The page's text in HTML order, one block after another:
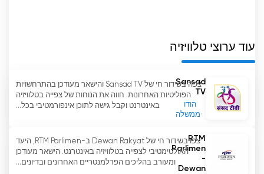
עוד ערוצי טלוויזיה
Sansad
TV
הודו
ממשלה
צפה בשידור חי של Sansad TV והישאר מעודכן בהתרחשויות
הפוליטיות האחרונות. חווה את הנוחות של צפייה בטלוויזיה
באינטרנט וקבל גישה לתוכן אינפורמטיבי בכל...
RTM
Parlimen
-
Dewan
צפו בשידור חי של Dewan Rakyat ב-RTM Parlimen, היעד
האולטימטיבי לצפייה בטלוויזיה באינטרנט. הישאר מעודכן
ומעורב בהליכים הפרלמנטריים האחרונים ובדיונים...